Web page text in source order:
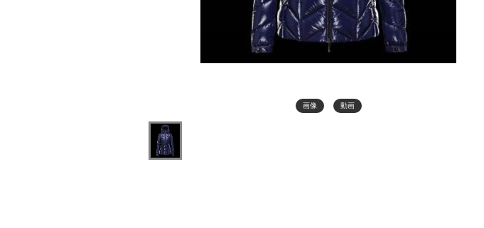
画像 動画